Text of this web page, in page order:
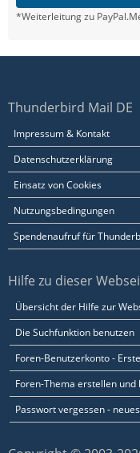
*Weiterleitung zu
Thunderbird Mail DE
Impressum & Kontakt
Datenschutzerklärung
Einsatz von Cookies
Nutzungsbedingungen
Spendenaufruf für
Hilfe zu dieser
Übersicht der Hilfe zur
Die Suchfunktion benutzen
Foren-Benutzerkonto -
Foren-Thema erstellen
Passwort vergessen -